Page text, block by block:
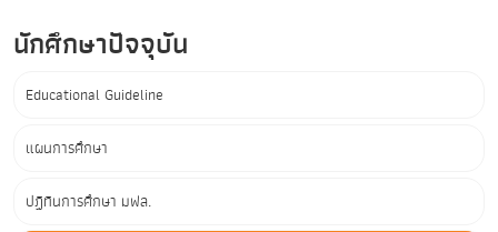
นักศึกษาปัจจุบัน
Educational Guideline
แผนการศึกษา
ปฏิทินการศึกษา มฟล.